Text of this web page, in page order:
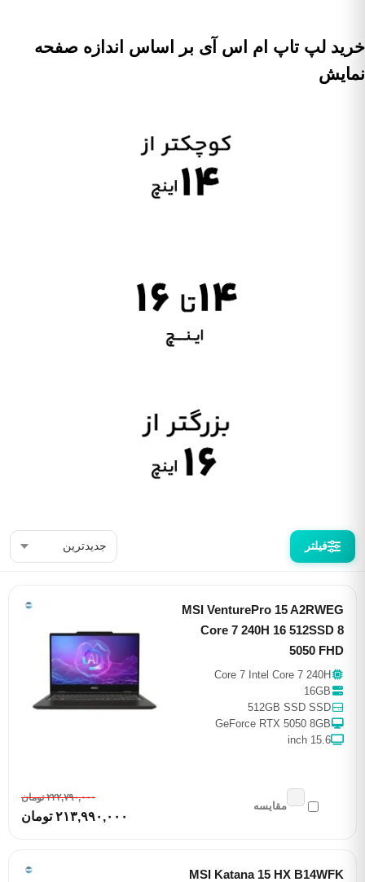
خرید لپ تاپ ام اس آی بر اساس اندازه صفحه
نمایش
فیلتر
MSI VenturePro 15 A2RWEG
Core 7 240H 16 512SSD 8
5050 FHD
Core 7 Intel Core 7 240H
16GB
512GB SSD SSD
GeForce RTX 5050 8GB
15.6 inch
٢٢٢,٧٩٠,٠٠٠ تومان
٢١٣,٩٩٠,٠٠٠ تومان
مقایسه
MSI Katana 15 HX B14WFK